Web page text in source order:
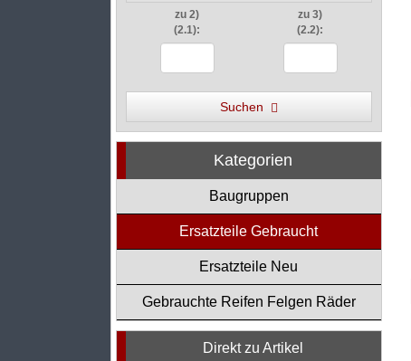
zu 2)
(2.1):
zu 3)
(2.2):
Suchen
Kategorien
Baugruppen
Ersatzteile Gebraucht
Ersatzteile Neu
Gebrauchte Reifen Felgen Räder
Direkt zu Artikel